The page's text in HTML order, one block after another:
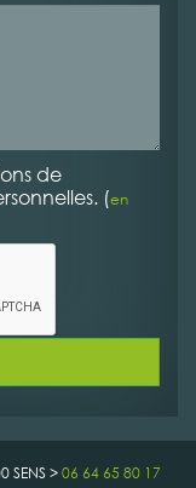
de
(en
SENS >06 64 65 80 17